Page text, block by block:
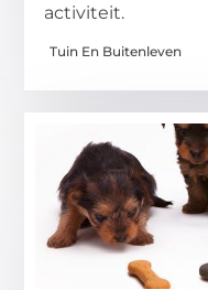
activiteit.
Tuin En Buitenleven